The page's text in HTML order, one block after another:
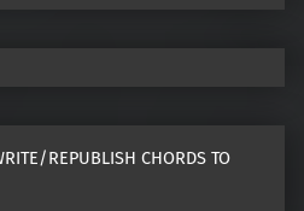
REPUBLISH CHORDS TO